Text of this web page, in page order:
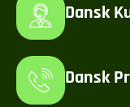
Dansk
Dansk